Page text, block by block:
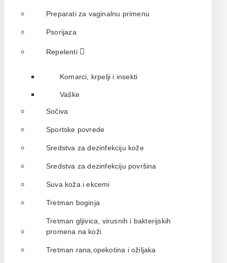
Preparati za vaginalnu primenu
Psorijaza
Repelenti
Komarci, krpelji i insekti
Vaške
Sočiva
Sportske povrede
Sredstva za dezinfekciju kože
Sredstva za dezinfekciju površina
Suva koža i ekcemi
Tretman boginja
Tretman gljivica, virusnih i bakterijskih
promena na koži
Tretman rana,opekotina i ožiljaka